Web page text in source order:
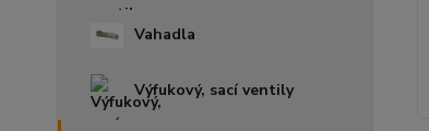
Vahadla
Výfukový, sací ventily